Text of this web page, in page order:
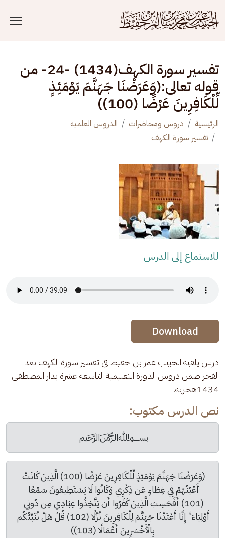
تفسير سورة الكهف(1434) -24- من
قوله تعالى:(وَعَرَضْنَا جَهَنَّمَ يَوْمَئِذٍ
لِّلْكَافِرِينَ عَرْضًا (100))
الرئيسية دروس ومحاضرات
الدروس العلمية
تفسير سورة الكهف
للاستماع إلى الدرس
Audio Stream
Audio Stream
Download
درس يلقيه الحبيب عمر بن حفيظ في تفسير سورة الكهف بعد
الفجر ضمن دروس الدورة التعليمية التاسعة عشرة بدار المصطفى
1434هجرية.
نص الدرس مكتوب:
﷽
(وَعَرَضْنَا جَهَنَّمَ يَوْمَئِذٍ لِّلْكَافِرِينَ عَرْضًا (100) الَّذِينَ كَانَتْ
أَعْيُنُهُمْ فِي غِطَاءٍ عَن ذِكْرِي وَكَانُوا لَا يَسْتَطِيعُونَ سَمْعًا
(101) أَفَحَسِبَ الَّذِينَ كَفَرُوا أَن يَتَّخِذُوا عِبَادِي مِن دُونِي
أَوْلِيَاءَ ۚ إِنَّا أَعْتَدْنَا جَهَنَّمَ لِلْكَافِرِينَ نُزُلًا (102) قُلْ هَلْ نُنَبِّئُكُم
بِالْأَخْسَرِينَ أَعْمَالًا (103))